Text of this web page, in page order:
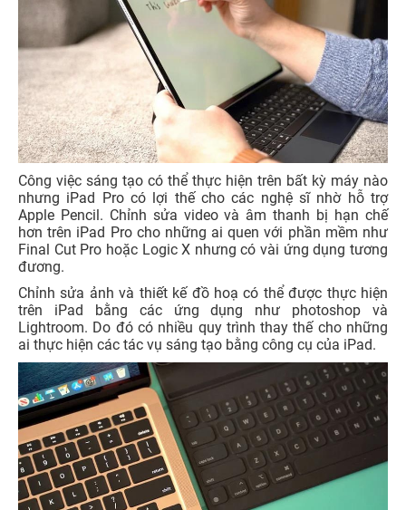
Công việc sáng tạo có thể thực hiện trên bất kỳ máy nào
nhưng iPad Pro có lợi thế cho các nghệ sĩ nhờ hỗ trợ
Apple Pencil. Chỉnh sửa video và âm thanh bị hạn chế
hơn trên iPad Pro cho những ai quen với phần mềm như
Final Cut Pro hoặc Logic X nhưng có vài ứng dụng tương
đương.
Chỉnh sửa ảnh và thiết kế đồ hoạ có thể được thực hiện
trên iPad bằng các ứng dụng như photoshop và
Lightroom. Do đó có nhiều quy trình thay thế cho những
ai thực hiện các tác vụ sáng tạo bằng công cụ của iPad.